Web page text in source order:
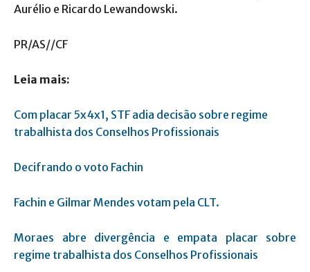
Aurélio e Ricardo Lewandowski.
PR/AS//CF
Leia mais:
Com placar 5x4x1, STF adia decisão sobre regime
trabalhista dos Conselhos Profissionais
Decifrando o voto Fachin
Fachin e Gilmar Mendes votam pela CLT.
Moraes abre divergência e empata placar sobre
regime trabalhista dos Conselhos Profissionais